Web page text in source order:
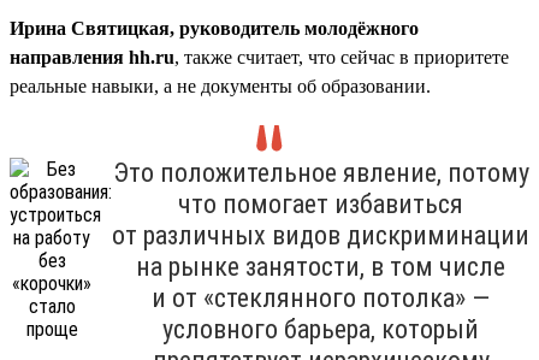
Ирина Святицкая, руководитель молодёжного
направления hh.ru, также считает, что сейчас в приоритете
реальные навыки, а не документы об образовании.
Это положительное явление, потому
что помогает избавиться
от различных видов дискриминации
на рынке занятости, в том числе
и от «стеклянного потолка» —
условного барьера, который